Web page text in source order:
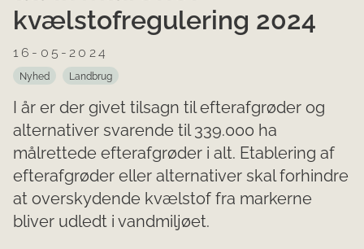
kvælstofregulering 2024
16-05-2024
Nyhed Landbrug
I år er der givet tilsagn til efterafgrøder og
alternativer svarende til 339.000 ha
målrettede efterafgrøder i alt. Etablering af
efterafgrøder eller alternativer skal forhindre
at overskydende kvælstof fra markerne
bliver udledt i vandmiljøet.